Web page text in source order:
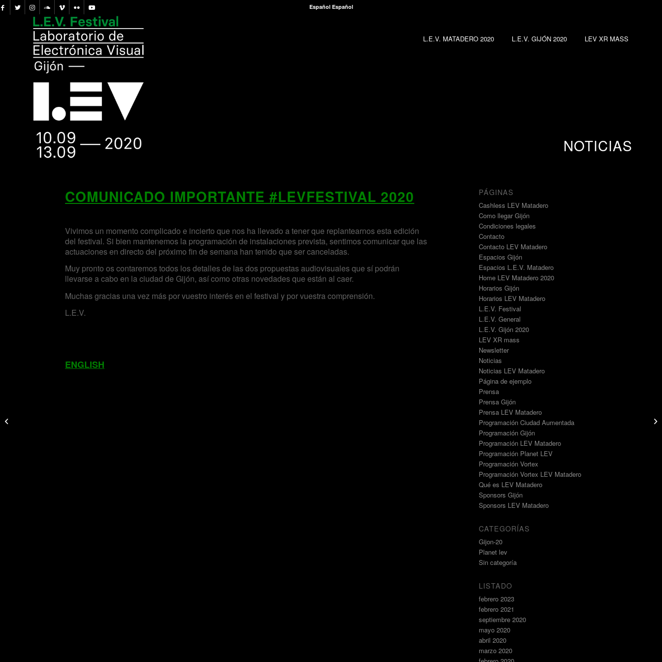
Español Español
L.E.V. MATADERO 2020 L.E.V. GIJÓN 2020 LEV XR MASS
NOTICIAS
COMUNICADO IMPORTANTE #LEVFESTIVAL 2020
Vivimos un momento complicado e incierto que nos ha llevado a tener que replantearnos esta edición
del festival. Si bien mantenemos la programación de instalaciones prevista, sentimos comunicar que las
actuaciones en directo del próximo fin de semana han tenido que ser canceladas.
Muy pronto os contaremos todos los detalles de las dos propuestas audiovisuales que sí podrán
llevarse a cabo en la ciudad de Gijón, así como otras novedades que están al caer.
Muchas gracias una vez más por vuestro interés en el festival y por vuestra comprensión.
L.E.V.
ENGLISH
PÁGINAS
Cashless LEV Matadero
Como llegar Gijón
Condiciones legales
Contacto
Contacto LEV Matadero
Espacios Gijón
Espacios L.E.V. Matadero
Home LEV Matadero 2020
Horarios Gijón
Horarios LEV Matadero
L.E.V. Festival
L.E.V. General
L.E.V. Gijón 2020
LEV XR mass
Newsletter
Noticias
Noticias LEV Matadero
Página de ejemplo
Prensa
Prensa Gijón
Prensa LEV Matadero
Programación Ciudad Aumentada
Programación Gijón
Programación LEV Matadero
Programación Planet LEV
Programación Vortex
Programación Vortex LEV Matadero
Qué es LEV Matadero
Sponsors Gijón
Sponsors LEV Matadero
CATEGORÍAS
Gijon-20
Planet lev
Sin categoría
LISTADO
febrero 2023
febrero 2021
septiembre 2020
mayo 2020
abril 2020
marzo 2020